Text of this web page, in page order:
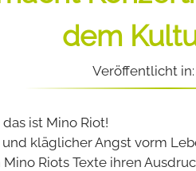
dem
Veröffentlicht
ist Mino Riot!
kläglicher Angst vorm
Riots Texte ihren